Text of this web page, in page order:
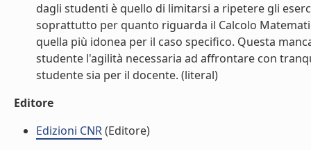
dagli studenti è quello di limitarsi a ripetere gli
soprattutto per quanto riguarda il Calcolo
quella più idonea per il caso specifico. Questa
studente l'agilità necessaria ad affrontare con
studente sia per il docente. (literal)
Editore
Edizioni CNR(Editore)